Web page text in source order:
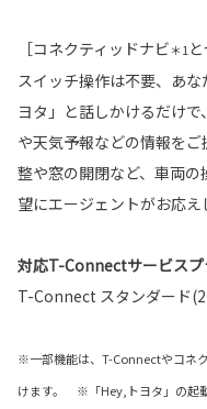
［コネクティッドナビ＊1と
スイッチ操作は不要、あ
ヨタ」と話しかけるだけ
や天気予報などの情報を
整や窓の開閉など、車両
望にエージェントがお応え
対応T-Connectサービスプ
T-Connect スタンダード
※一部機能は、T-Connectやコネ
けます。 ※「Hey,トヨタ」の起動